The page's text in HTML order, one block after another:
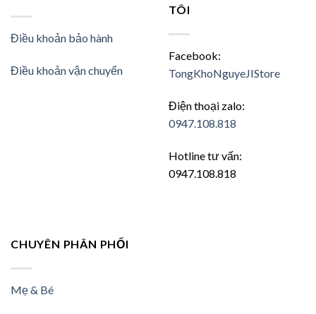
Điều khoản bảo hành
Điều khoản vận chuyển
TÔI
Facebook:
TongKhoNguyeJIStore
Điện thoại zalo:
0947.108.818
Hotline tư vấn:
0947.108.818
CHUYÊN PHÂN PHỐI
Mẹ & Bé